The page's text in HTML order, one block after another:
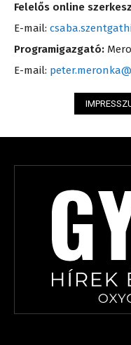
Felelős online
E-mail:
Programigazgató:
E-mail: